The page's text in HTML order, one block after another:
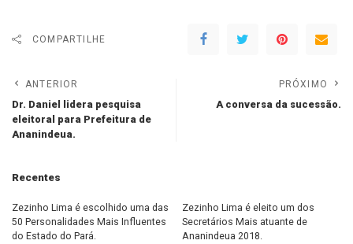
COMPARTILHE
ANTERIOR
Dr. Daniel lidera pesquisa
eleitoral para Prefeitura de
Ananindeua.
PRÓXIMO
A conversa da sucessão.
Recentes
Zezinho Lima é escolhido uma das
50 Personalidades Mais Influentes
do Estado do Pará.
Zezinho Lima é eleito um dos
Secretários Mais atuante de
Ananindeua 2018.